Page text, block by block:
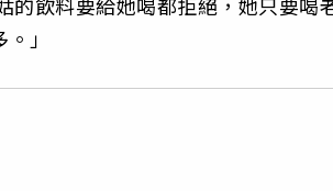
的飲料要給她喝都拒絕，她只要喝
」